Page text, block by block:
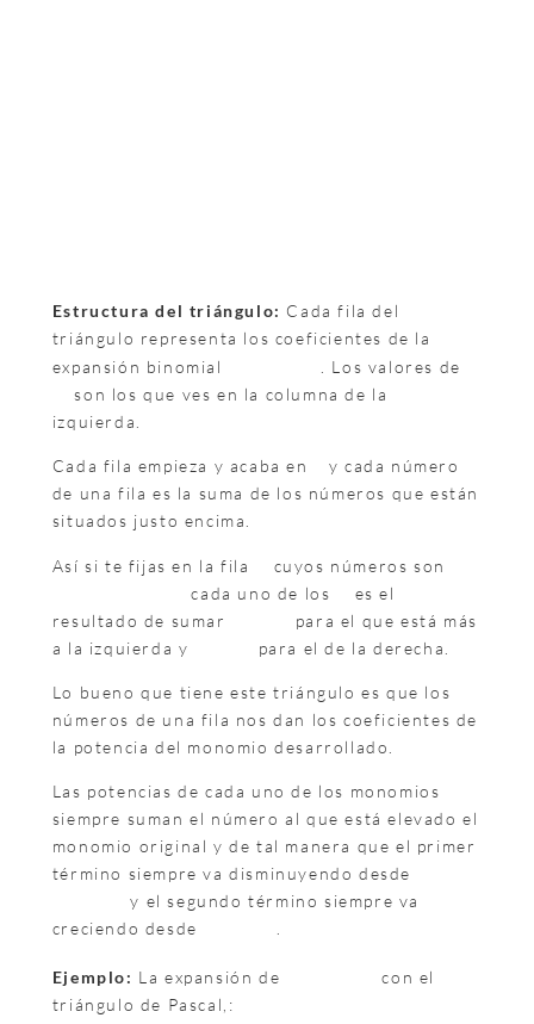
Estructura del triángulo: Cada fila del
triángulo representa los coeficientes de la
expansión binomial
. Los valores de
son los que ves en la columna de la
izquierda.
Cada fila empieza y acaba en
y cada número
de una fila es la suma de los números que están
situados justo encima.
Así si te fijas en la fila
cuyos números son
cada uno de los
es el
resultado de sumar
para el que está más
a la izquierda y
para el de la derecha.
Lo bueno que tiene este triángulo es que los
números de una fila nos dan los coeficientes de
la potencia del monomio desarrollado.
Las potencias de cada uno de los monomios
siempre suman el número al que está elevado el
monomio original y de tal manera que el primer
término siempre va disminuyendo desde
y el segundo término siempre va
creciendo desde
Ejemplo: La expansión de
con el
triángulo de Pascal,: